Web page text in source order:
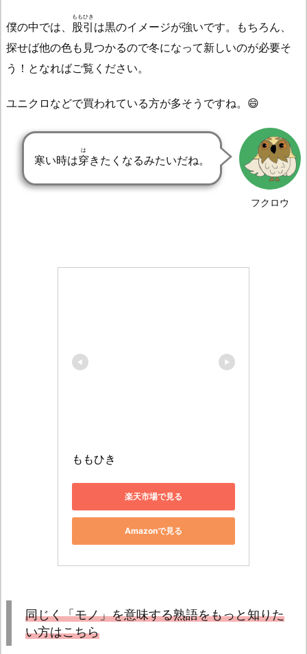
僕の中では、 股引
ももひき
は黒のイメージが強いです。もちろん、
探せば他の色も見つかるので冬になって新しいのが必要そ
う！となればご覧ください。
ユニクロなどで買われている方が多そうですね。😄
フクロウ
寒い時は穿
は
きたくなるみたいだね。
ももひき
楽天市場で見る
Amazonで見る
同じく「モノ」を意味する熟語をもっと知りた
い方はこちら